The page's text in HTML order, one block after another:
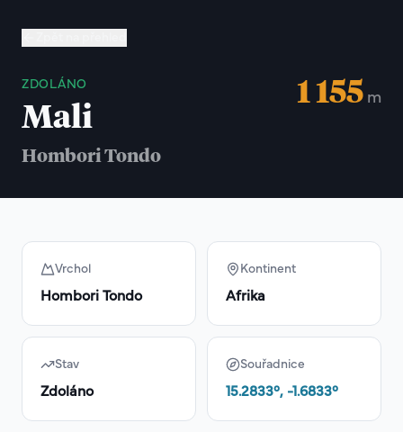
ZDOLÁNO
Mali
Hombori Tondo
1 155 m
Vrchol
Hombori Tondo
Kontinent
Afrika
Stav
Zdoláno
Souřadnice
15.2833°, -1.6833°